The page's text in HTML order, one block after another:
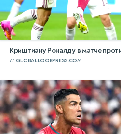
Криштиану Роналду в матче
GLOBALLOOKPRESS.COM